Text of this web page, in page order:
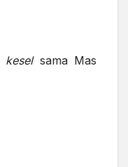
keselsama Mas